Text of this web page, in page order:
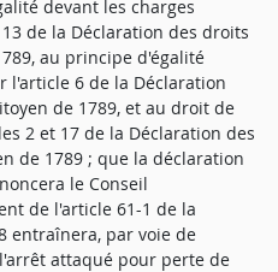
devant les charges
de la Déclaration des droits
au principe d'égalité
l'article 6 de la Déclaration
de 1789, et au droit de
2 et 17 de la Déclaration des
de 1789 ; que la déclaration
le Conseil
de l'article 61-1 de la
entraînera, par voie de
attaqué pour perte de